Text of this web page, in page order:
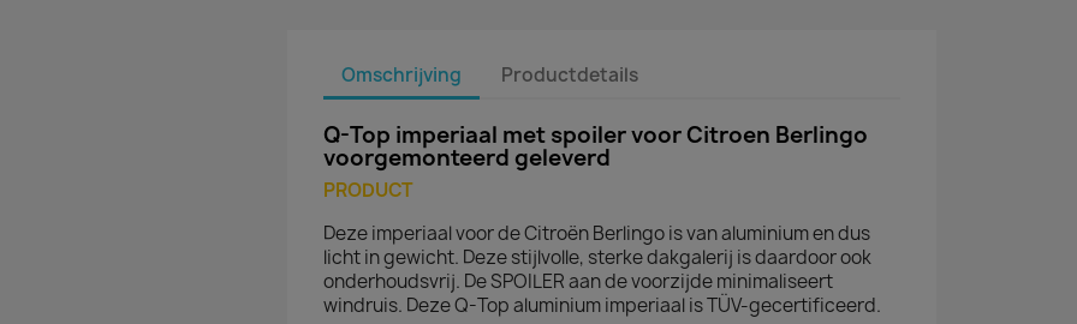
Omschrijving Productdetails
Q-Top imperiaal met spoiler voor Citroen Berlingo
voorgemonteerd geleverd
PRODUCT
Deze imperiaal voor de Citroën Berlingo is van aluminium en dus
licht in gewicht. Deze stijlvolle, sterke dakgalerij is daardoor ook
onderhoudsvrij. De SPOILERaan de voorzijde minimaliseert
windruis. Deze Q-Top aluminium imperiaal is TÜV-gecertificeerd.